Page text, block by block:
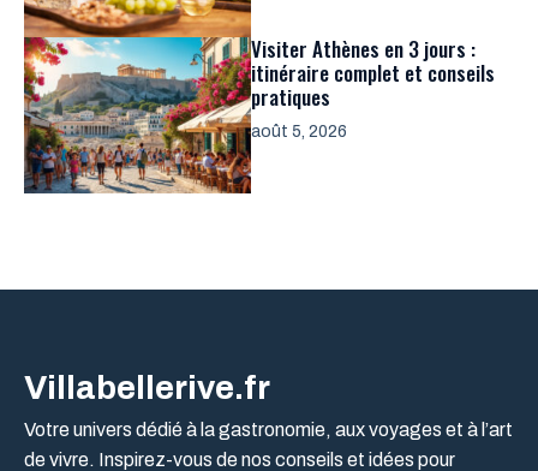
Visiter Athènes en 3 jours :
itinéraire complet et conseils
pratiques
août 5, 2026
Villabellerive.fr
Votre univers dédié à la gastronomie, aux voyages et à l’art
de vivre. Inspirez-vous de nos conseils et idées pour